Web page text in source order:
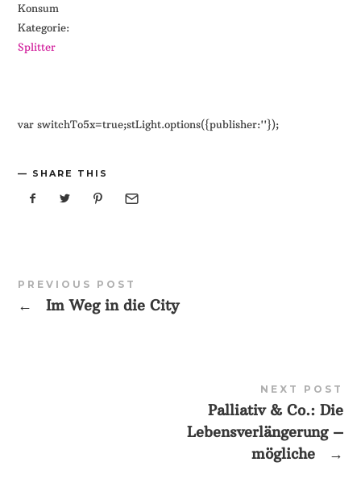
Konsum
Kategorie:
Splitter
var switchTo5x=true;stLight.options({publisher:''});
SHARE THIS
PREVIOUS POST
← Im Weg in die City
NEXT POST
Palliativ & Co.: Die
Lebensverlängerung –
mögliche
→